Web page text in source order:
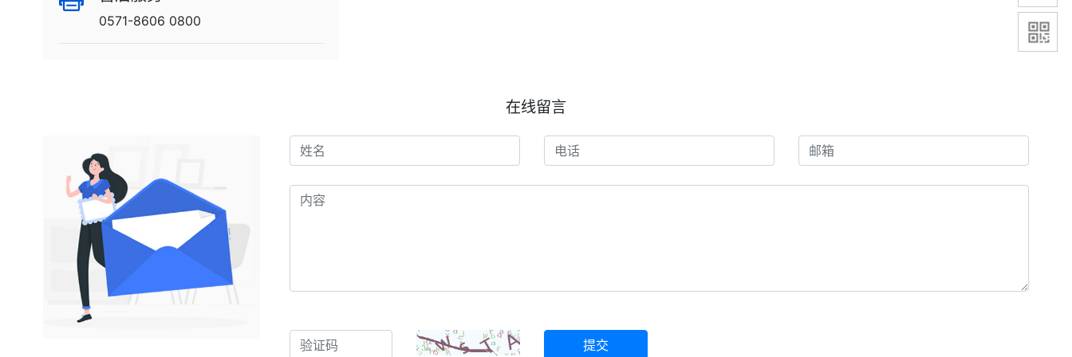
0571-8606 0800
在线留言
提交